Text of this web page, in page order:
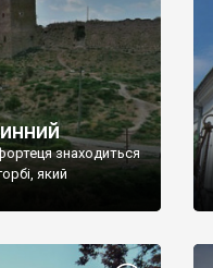
знаходиться
який